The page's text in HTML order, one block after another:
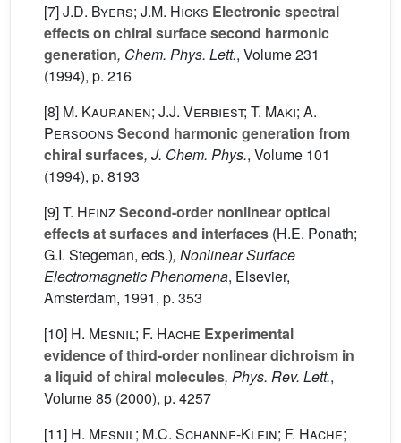
[7]J.D. Byers; J.M. Hicks Electronic spectral
effects on chiral surface second harmonic
generation, Chem. Phys. Lett., Volume 231
(1994), p. 216
[8] M. Kauranen; J.J. Verbiest; T. Maki; A.
Persoons Second harmonic generation from
chiral surfaces, J. Chem. Phys., Volume 101
(1994), p. 8193
[9]T. HeinzSecond-order nonlinear optical
effects at surfaces and interfaces (H.E. Ponath;
G.I. Stegeman, eds.), Nonlinear Surface
Electromagnetic Phenomena, Elsevier,
Amsterdam, 1991, p. 353
[10] H. Mesnil; F. Hache Experimental
evidence of third-order nonlinear dichroism in
a liquid of chiral molecules, Phys. Rev. Lett.,
Volume 85 (2000), p. 4257
[11] H. Mesnil; M.C. Schanne-Klein; F. Hache;